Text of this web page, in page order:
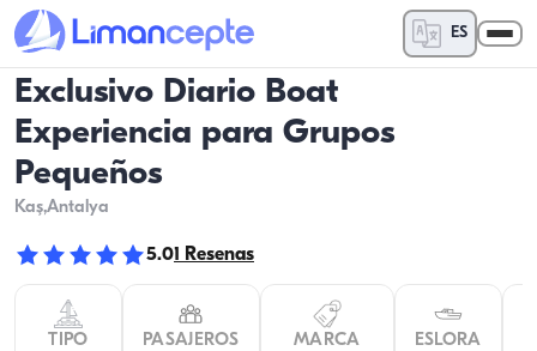
ES
Exclusivo Diario Boat
Experiencia para Grupos
Pequeños
Kaş,Antalya
5.01 Resenas
TIPO
PASAJEROS
MARCA
ESLORA